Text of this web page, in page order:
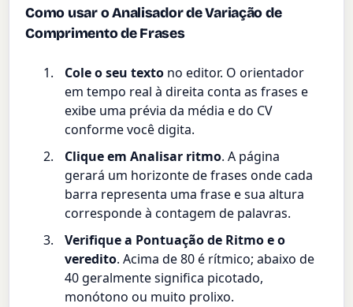
Como usar o Analisador de Variação de
Comprimento de Frases
Cole o seu texto no editor. O orientador
em tempo real à direita conta as frases e
exibe uma prévia da média e do CV
conforme você digita.
Clique em Analisar ritmo. A página
gerará um horizonte de frases onde cada
barra representa uma frase e sua altura
corresponde à contagem de palavras.
Verifique a Pontuação de Ritmo e o
veredito. Acima de 80 é rítmico; abaixo de
40 geralmente significa picotado,
monótono ou muito prolixo.